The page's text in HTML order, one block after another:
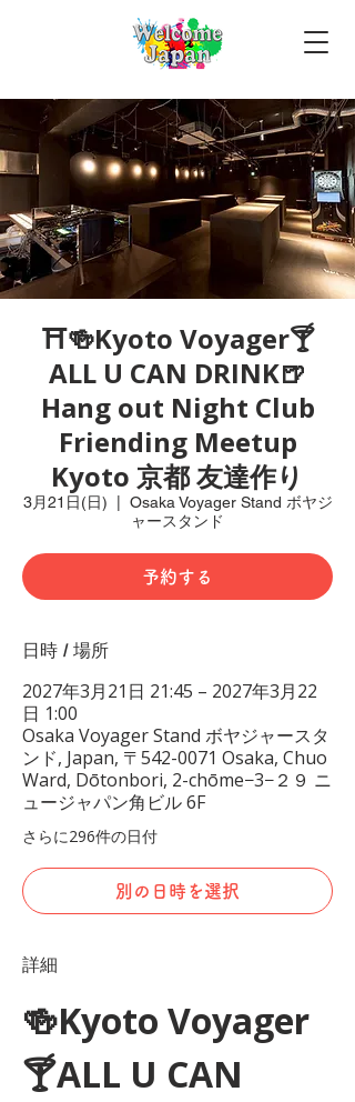
⛩🍻Kyoto Voyager🍸
ALL U CAN DRINK🍺
Hang out Night Club
Friending Meetup
Kyoto 京都 友達作り
3月21日(日)
Osaka Voyager Stand ボヤジ
ャースタンド
予約する
日時 / 場所
2027年3月21日 21:45 – 2027年3月22
日 1:00
Osaka Voyager Stand ボヤジャースタ
ンド, Japan, 〒542-0071 Osaka, Chuo
Ward, Dōtonbori, 2-chōme−3−２９ ニ
ュージャパン角ビル 6F
さらに296件の日付
別の日時を選択
詳細
🍻Kyoto Voyager
🍸ALL U CAN